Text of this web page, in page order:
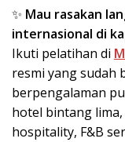
✨ Mau rasakan
internasional di
Ikuti pelatihan di
resmi yang sudah
berpengalaman
hotel bintang
hospitality, F&B